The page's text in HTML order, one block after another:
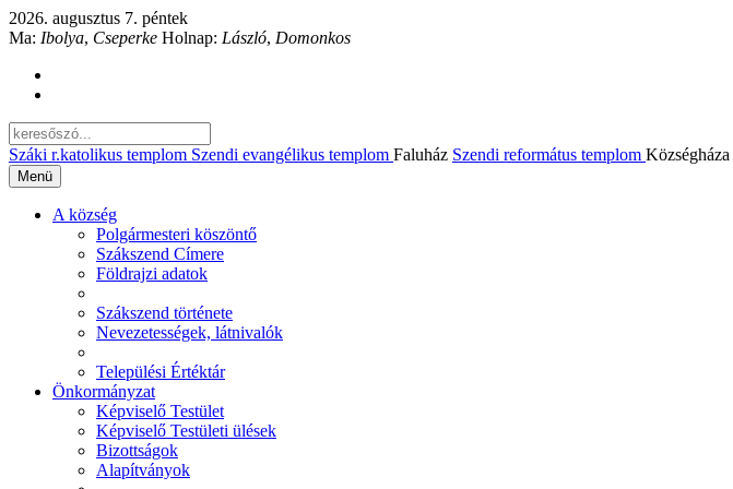
2026. augusztus 7. péntek
Ma: Ibolya, Cseperke Holnap: László, Domonkos
Száki r.katolikus templom Szendi evangélikus templom Faluház Szendi református templom Községháza
Menü
A község
Polgármesteri köszöntő
Szákszend Címere
Földrajzi adatok
Szákszend története
Nevezetességek, látnivalók
Települési Értéktár
Önkormányzat
Képviselő Testület
Képviselő Testületi ülések
Bizottságok
Alapítványok